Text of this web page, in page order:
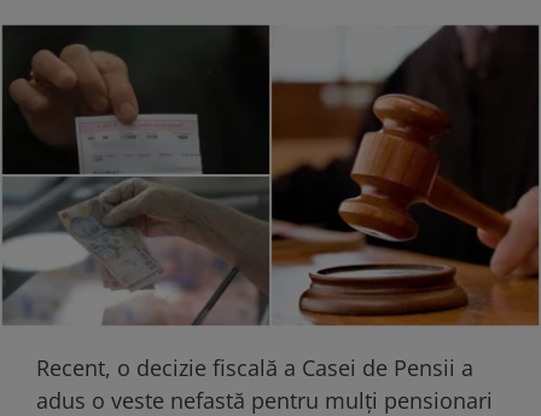
Recent, o decizie fiscală a Casei de Pensii a
adus o veste nefastă pentru mulți pensionari